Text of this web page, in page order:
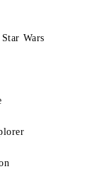
Wars